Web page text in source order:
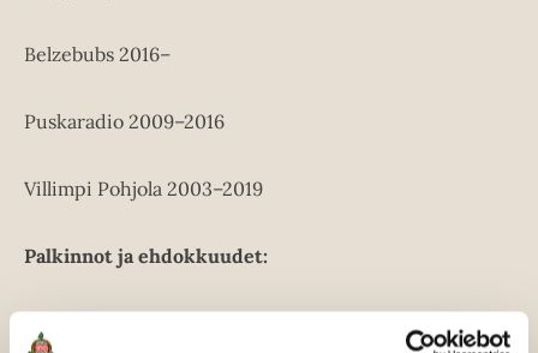
Belzebubs 2016–
Puskaradio 2009–2016
Villimpi Pohjola 2003–2019
Palkinnot ja ehdokkuudet: